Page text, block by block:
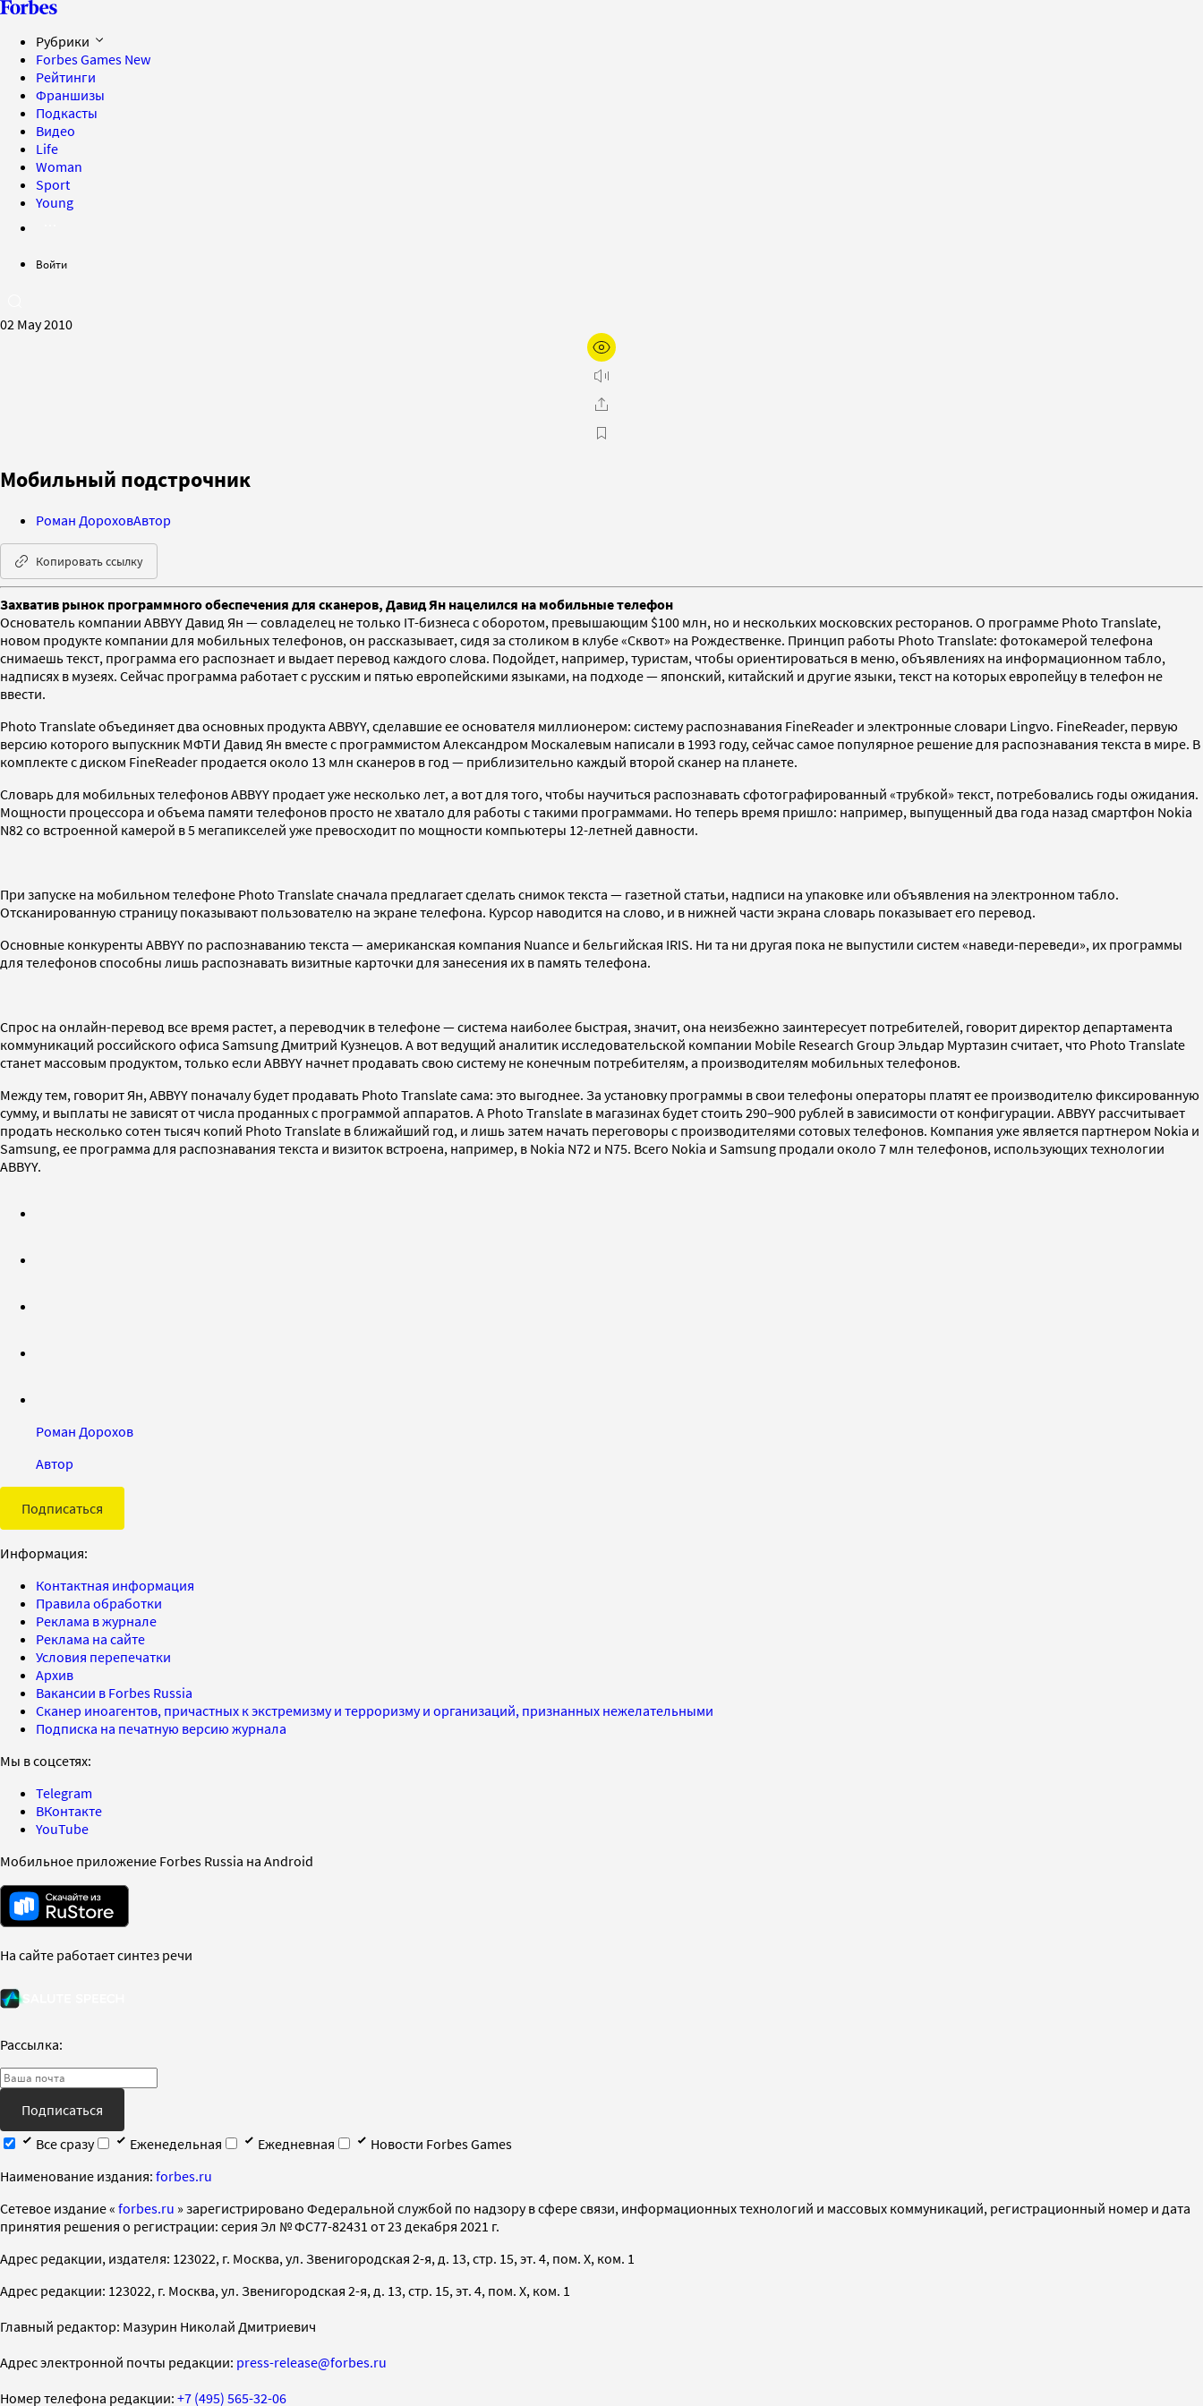
Рубрики
Forbes Games New
Рейтинги
Франшизы
Подкасты
Видео
Life
Woman
Sport
Young
Войти
02 May 2010
Мобильный подстрочник
Роман ДороховАвтор
Копировать ссылку
Захватив рынок программного обеспечения для сканеров, Давид Ян нацелился на мобильные телефон
Основатель компании ABBYY Давид Ян — совладелец не только IT-бизнеса с оборотом, превышающим $100 млн, но и нескольких московских ресторанов. О программе Photo Translate,
новом продукте компании для мобильных телефонов, он рассказывает, сидя за столиком в клубе «Сквот» на Рождественке. Принцип работы Photo Translate: фотокамерой телефона
снимаешь текст, программа его распознает и выдает перевод каждого слова. Подойдет, например, туристам, чтобы ориентироваться в меню, объявлениях на информационном табло,
надписях в музеях. Сейчас программа работает с русским и пятью европейскими языками, на подходе — японский, китайский и другие языки, текст на которых европейцу в телефон не
ввести.
Photo Translate объединяет два основных продукта ABBYY, сделавшие ее основателя миллионером: систему распознавания FineReader и электронные словари Lingvo. FineReader, первую
версию которого выпускник МФТИ Давид Ян вместе с программистом Александром Москалевым написали в 1993 году, сейчас самое популярное решение для распознавания текста в мире. В
комплекте с диском FineReader продается около 13 млн сканеров в год — приблизительно каждый второй сканер на планете.
Словарь для мобильных телефонов ABBYY продает уже несколько лет, а вот для того, чтобы научиться распознавать сфотографированный «трубкой» текст, потребовались годы ожидания.
Мощности процессора и объема памяти телефонов просто не хватало для работы с такими программами. Но теперь время пришло: например, выпущенный два года назад смартфон Nokia
N82 со встроенной камерой в 5 мегапикселей уже превосходит по мощности компьютеры 12-летней давности.
При запуске на мобильном телефоне Photo Translate сначала предлагает сделать снимок текста — газетной статьи, надписи на упаковке или объявления на электронном табло.
Отсканированную страницу показывают пользователю на экране телефона. Курсор наводится на слово, и в нижней части экрана словарь показывает его перевод.
Основные конкуренты ABBYY по распознаванию текста — американская компания Nuance и бельгийская IRIS. Ни та ни другая пока не выпустили систем «наведи-переведи», их программы
для телефонов способны лишь распознавать визитные карточки для занесения их в память телефона.
Спрос на онлайн-перевод все время растет, а переводчик в телефоне — система наиболее быстрая, значит, она неизбежно заинтересует потребителей, говорит директор департамента
коммуникаций российского офиса Samsung Дмитрий Кузнецов. А вот ведущий аналитик исследовательской компании Mobile Research Group Эльдар Муртазин считает, что Photo Translate
станет массовым продуктом, только если ABBYY начнет продавать свою систему не конечным потребителям, а производителям мобильных телефонов.
Между тем, говорит Ян, ABBYY поначалу будет продавать Photo Translate сама: это выгоднее. За установку программы в свои телефоны операторы платят ее производителю фиксированную
сумму, и выплаты не зависят от числа проданных с программой аппаратов. А Photo Translate в магазинах будет стоить 290–900 рублей в зависимости от конфигурации. ABBYY рассчитывает
продать несколько сотен тысяч копий Photo Translate в ближайший год, и лишь затем начать переговоры с производителями сотовых телефонов. Компания уже является партнером Nokia и
Samsung, ее программа для распознавания текста и визиток встроена, например, в Nokia N72 и N75. Всего Nokia и Samsung продали около 7 млн телефонов, использующих технологии
ABBYY.
Роман Дорохов
Автор
Подписаться
Информация:
Контактная информация
Правила обработки
Реклама в журнале
Реклама на сайте
Условия перепечатки
Архив
Вакансии в Forbes Russia
Сканер иноагентов, причастных к экстремизму и терроризму и организаций, признанных нежелательными
Подписка на печатную версию журнала
Мы в соцсетях:
Telegram
ВКонтакте
YouTube
Мобильное приложение Forbes Russia на Android
На сайте работает синтез речи
Рассылка:
Подписаться
Все сразу
Еженедельная Ежедневная
Новости Forbes Games
Наименование издания: forbes.ru
Cетевое издание « forbes.ru » зарегистрировано Федеральной службой по надзору в сфере связи, информационных технологий и массовых коммуникаций, регистрационный номер и дата
принятия решения о регистрации: серия Эл № ФС77-82431 от 23 декабря 2021 г.
Адрес редакции, издателя: 123022, г. Москва, ул. Звенигородская 2-я, д. 13, стр. 15, эт. 4, пом. X, ком. 1
Адрес редакции: 123022, г. Москва, ул. Звенигородская 2-я, д. 13, стр. 15, эт. 4, пом. X, ком. 1
Главный редактор: Мазурин Николай Дмитриевич
Адрес электронной почты редакции: press-release@forbes.ru
Номер телефона редакции: +7 (495) 565-32-06